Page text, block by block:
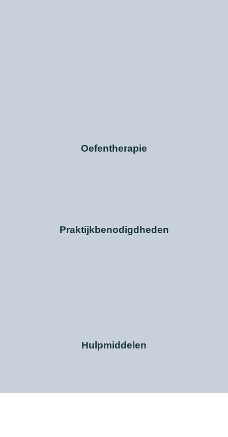
Oefentherapie
Praktijkbenodigdheden
Hulpmiddelen